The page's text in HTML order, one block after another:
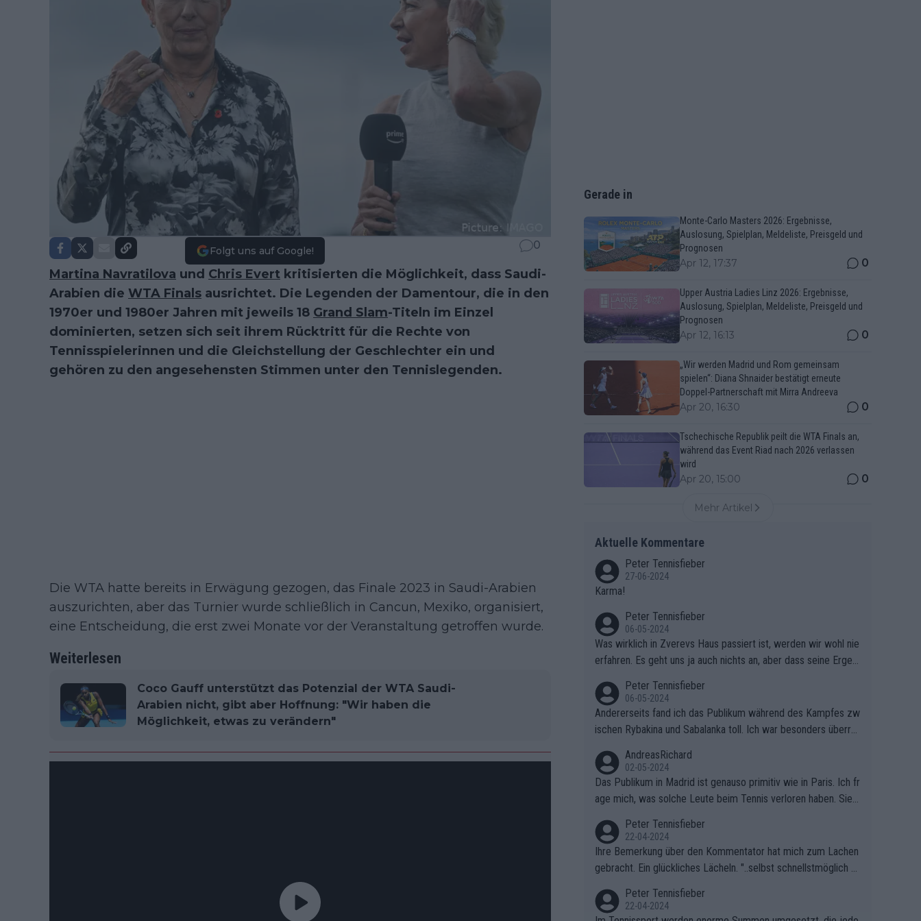
Folgt uns auf Google! 0
Martina Navratilova und Chris Evert kritisierten die Möglichkeit, dass Saudi-
Arabien die WTA Finals ausrichtet. Die Legenden der Damentour, die in den
1970er und 1980er Jahren mit jeweils 18 Grand Slam-Titeln im Einzel
dominierten, setzen sich seit ihrem Rücktritt für die Rechte von
Tennisspielerinnen und die Gleichstellung der Geschlechter ein und
gehören zu den angesehensten Stimmen unter den Tennislegenden.
Die WTA hatte bereits in Erwägung gezogen, das Finale 2023 in Saudi-Arabien
auszurichten, aber das Turnier wurde schließlich in Cancun, Mexiko, organisiert,
eine Entscheidung, die erst zwei Monate vor der Veranstaltung getroffen wurde.
Weiterlesen
Coco Gauff unterstützt das Potenzial der WTA Saudi-
Arabien nicht, gibt aber Hoffnung: "Wir haben die
Möglichkeit, etwas zu verändern"
Gerade in
Monte-Carlo Masters 2026: Ergebnisse,
Auslosung, Spielplan, Meldeliste, Preisgeld und
Prognosen
Apr 12, 17:37 0
Upper Austria Ladies Linz 2026: Ergebnisse,
Auslosung, Spielplan, Meldeliste, Preisgeld und
Prognosen
Apr 12, 16:13 0
„Wir werden Madrid und Rom gemeinsam
spielen“: Diana Shnaider bestätigt erneute
Doppel-Partnerschaft mit Mirra Andreeva
Apr 20, 16:30 0
Tschechische Republik peilt die WTA Finals an,
während das Event Riad nach 2026 verlassen
wird
Apr 20, 15:00 0
Mehr Artikel
Aktuelle Kommentare
Peter Tennisfieber
27-06-2024
Karma!
Peter Tennisfieber
06-05-2024
Was wirklich in Zverevs Haus passiert ist, werden wir wohl nie
erfahren. Es geht uns ja auch nichts an, aber dass seine Ergeb
Peter Tennisfieber
06-05-2024
Andererseits fand ich das Publikum während des Kampfes zw
ischen Rybakina und Sabalanka toll. Ich war besonders überras
AndreasRichard
02-05-2024
Das Publikum in Madrid ist genauso primitiv wie in Paris. Ich fr
age mich, was solche Leute beim Tennis verloren haben. Sie s
ben.
Peter Tennisfieber
22-04-2024
Ihre Bemerkung über den Kommentator hat mich zum Lachen
gebracht. Ein glückliches Lächeln. "..selbst schnellstmöglich na
Peter Tennisfieber
22-04-2024